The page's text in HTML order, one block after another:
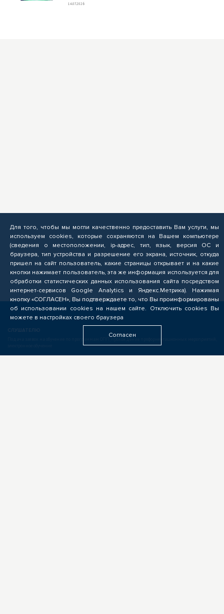
14.07.2026
СЛУШАТЕЛЮ
Для того, чтобы мы могли качественно предоставить Вам услуги, мы
используем cookies, которые сохраняются на Вашем компьютере
(сведения о местоположении, ip-адрес, тип, язык, версия ОС и
браузера, тип устройства и разрешение его экрана, источник, откуда
пришел на сайт пользователь, какие страницы открывает и на какие
кнопки нажимает пользователь, эта же информация используется для
обработки статистических данных использования сайта посредством
интернет-сервисов Google Analytics и Яндекс.Метрика). Нажимая
кнопку «СОГЛАСЕН», Вы подтверждаете то, что Вы проинформированы
об использовании cookies на нашем сайте. Отключить cookies Вы
можете в настройках своего браузера
Согласен